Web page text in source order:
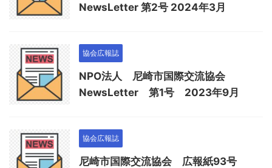
NewsLetter 第2号 2024年3月
協会広報誌
NPO法人 尼崎市国際交流協会
NewsLetter 第1号 2023年9月
協会広報誌
尼崎市国際交流協会 広報紙93号